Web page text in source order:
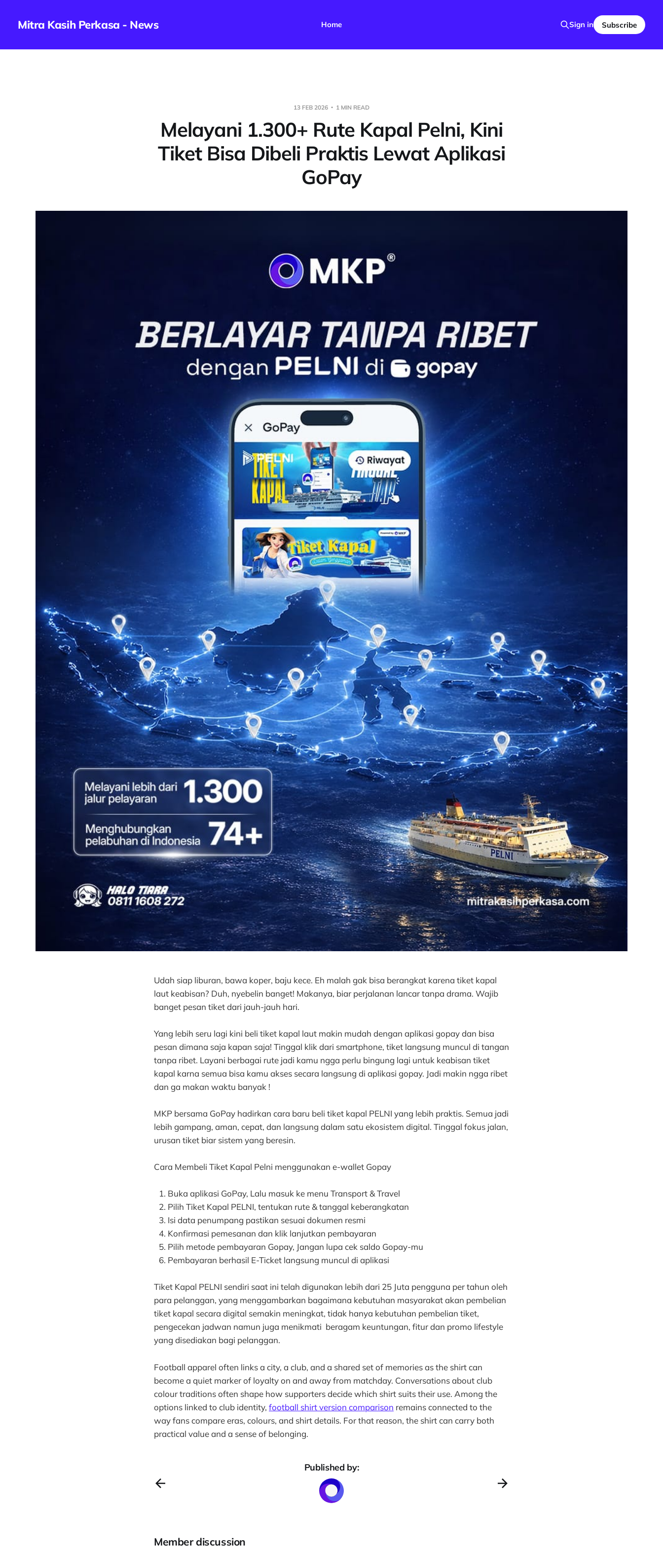
Mitra Kasih Perkasa - News Home Sign in Subscribe
13 FEB 2026 1 MIN READ
Melayani 1.300+ Rute Kapal Pelni, Kini
Tiket Bisa Dibeli Praktis Lewat Aplikasi
GoPay
Udah siap liburan, bawa koper, baju kece. Eh malah gak bisa berangkat karena tiket kapal
laut keabisan? Duh, nyebelin banget! Makanya, biar perjalanan lancar tanpa drama. Wajib
banget pesan tiket dari jauh-jauh hari.
Yang lebih seru lagi kini beli tiket kapal laut makin mudah dengan aplikasi gopay dan bisa
pesan dimana saja kapan saja! Tinggal klik dari smartphone, tiket langsung muncul di tangan
tanpa ribet. Layani berbagai rute jadi kamu ngga perlu bingung lagi untuk keabisan tiket
kapal karna semua bisa kamu akses secara langsung di aplikasi gopay. Jadi makin ngga ribet
dan ga makan waktu banyak !
MKP bersama GoPay hadirkan cara baru beli tiket kapal PELNI yang lebih praktis. Semua jadi
lebih gampang, aman, cepat, dan langsung dalam satu ekosistem digital. Tinggal fokus jalan,
urusan tiket biar sistem yang beresin.
Cara Membeli Tiket Kapal Pelni menggunakan e-wallet Gopay
Buka aplikasi GoPay, Lalu masuk ke menu Transport & Travel
Pilih Tiket Kapal PELNI, tentukan rute & tanggal keberangkatan
Isi data penumpang pastikan sesuai dokumen resmi
Konfirmasi pemesanan dan klik lanjutkan pembayaran
Pilih metode pembayaran Gopay, Jangan lupa cek saldo Gopay-mu
Pembayaran berhasil E-Ticket langsung muncul di aplikasi
Tiket Kapal PELNI sendiri saat ini telah digunakan lebih dari 25 Juta pengguna per tahun oleh
para pelanggan, yang menggambarkan bagaimana kebutuhan masyarakat akan pembelian
tiket kapal secara digital semakin meningkat, tidak hanya kebutuhan pembelian tiket,
pengecekan jadwan namun juga menikmati beragam keuntungan, fitur dan promo lifestyle
yang disediakan bagi pelanggan.
Football apparel often links a city, a club, and a shared set of memories as the shirt can
become a quiet marker of loyalty on and away from matchday. Conversations about club
colour traditions often shape how supporters decide which shirt suits their use. Among the
options linked to club identity, football shirt version comparison remains connected to the
way fans compare eras, colours, and shirt details. For that reason, the shirt can carry both
practical value and a sense of belonging.
Published by:
Member discussion